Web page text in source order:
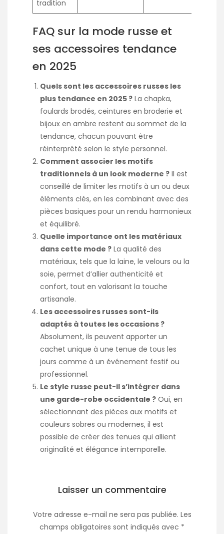
tradition
FAQ sur la mode russe et
ses accessoires tendance
en 2025
Quels sont les accessoires russes les
plus tendance en 2025 ? La chapka,
foulards brodés, ceintures en broderie et
bijoux en ambre restent au sommet de la
tendance, chacun pouvant être
réinterprété selon le style personnel.
Comment associer les motifs
traditionnels à un look moderne ? Il est
conseillé de limiter les motifs à un ou deux
éléments clés, en les combinant avec des
pièces basiques pour un rendu harmonieux
et équilibré.
Quelle importance ont les matériaux
dans cette mode ? La qualité des
matériaux, tels que la laine, le velours ou la
soie, permet d’allier authenticité et
confort, tout en valorisant la touche
artisanale.
Les accessoires russes sont-ils
adaptés à toutes les occasions ?
Absolument, ils peuvent apporter un
cachet unique à une tenue de tous les
jours comme à un événement festif ou
professionnel.
Le style russe peut-il s’intégrer dans
une garde-robe occidentale ? Oui, en
sélectionnant des pièces aux motifs et
couleurs sobres ou modernes, il est
possible de créer des tenues qui allient
originalité et élégance intemporelle.
Laisser un commentaire
Votre adresse e-mail ne sera pas publiée. Les
champs obligatoires sont indiqués avec *